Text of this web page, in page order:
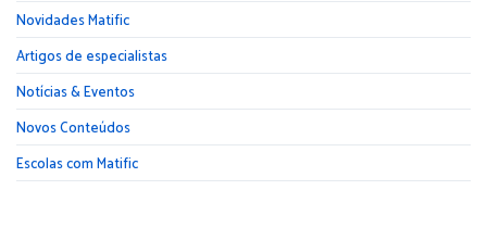
Novidades Matific
Artigos de especialistas
Notícias & Eventos
Novos Conteúdos
Escolas com Matific